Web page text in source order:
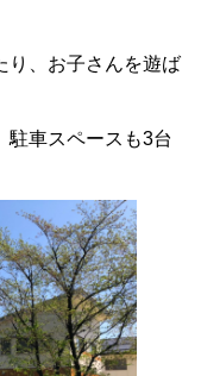
り、お子さんを遊ば
駐車スペースも3台